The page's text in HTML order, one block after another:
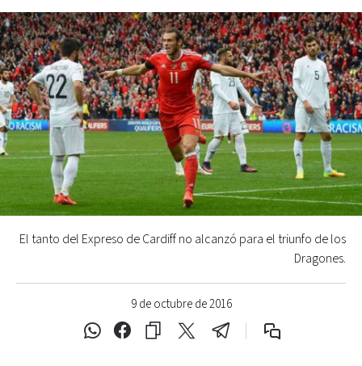
9 de octubre de 2016
El tanto del Expreso de Cardiff no alcanzó para el triunfo de los
Dragones.